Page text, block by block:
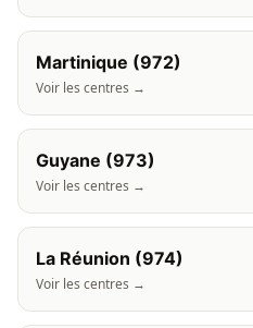
Martinique (972)
Voir les centres →
Guyane (973)
Voir les centres →
La Réunion (974)
Voir les centres →